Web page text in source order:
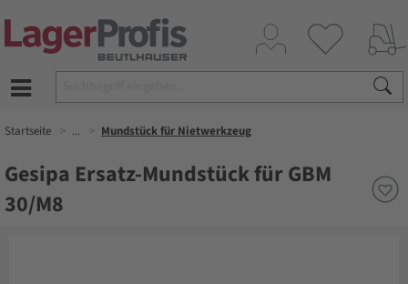
Startseite ... Mundstück für Nietwerkzeug
Gesipa Ersatz-Mundstück für GBM
30/M8